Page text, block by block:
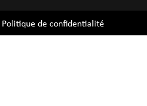
Politique de confidentialité